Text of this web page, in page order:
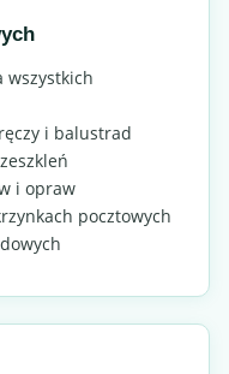
wszystkich
i balustrad
i opraw
pocztowych